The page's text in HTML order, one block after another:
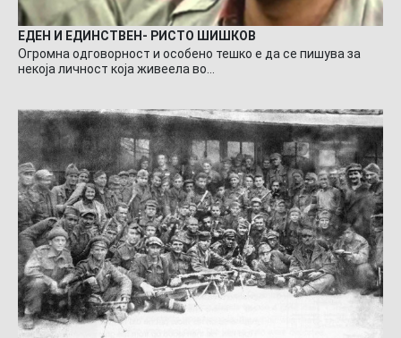
ЕДЕН И ЕДИНСТВЕН- РИСТО ШИШКОВ
Огромна одговорност и особено тешко е да се пишува за
некоја личност која живеела во…